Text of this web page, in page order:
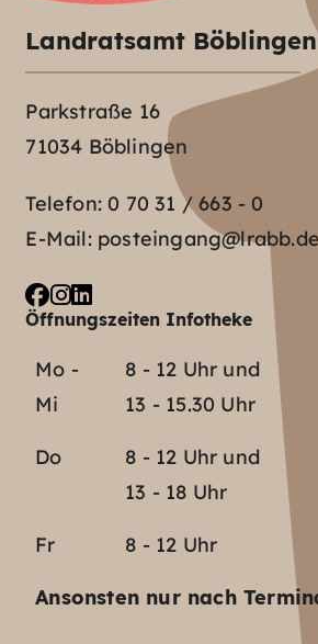
Landratsamt Böblingen
Parkstraße 16
71034 Böblingen
Telefon:0 70 31 / 663 - 0
E-Mail: posteingang@lrabb.de
Öffnungszeiten Infotheke
Mo -
Mi
8 - 12 Uhr und
13 - 15.30 Uhr
Do
8 - 12 Uhr und
13 - 18 Uhr
Fr 8 - 12 Uhr
Ansonsten nur nach